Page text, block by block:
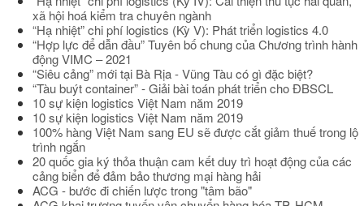
xã hội hoá kiểm tra chuyên ngành
“Hạ nhiệt” chi phí logistics (Kỳ V): Phát triển logistics 4.0
“Hợp lực để dẫn đầu” Tuyên bố chung của Chương trình hành
động VIMC – 2021
“Siêu cảng” mới tại Bà Rịa - Vũng Tàu có gì đặc biệt?
“Tàu buýt container” - Giải bài toán phát triển cho ĐBSCL
10 sự kiện logistics Việt Nam năm 2019
10 sự kiện logistics Việt Nam năm 2019
100% hàng Việt Nam sang EU sẽ được cắt giảm thuế trong lộ
trình ngắn
20 quốc gia ký thỏa thuận cam kết duy trì hoạt động của các
cảng biển để đảm bảo thương mại hàng hải
ACG - bước đi chiến lược trong "tâm bão"